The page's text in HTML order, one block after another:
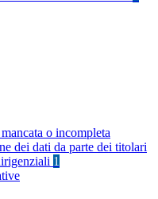
o incompleta
dei dati da parte dei titolari
1